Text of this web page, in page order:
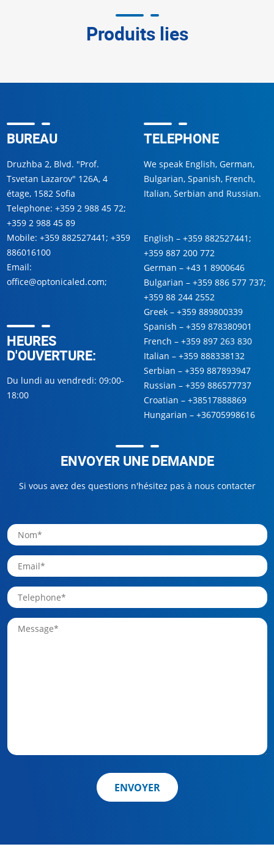
Produits lies
BUREAU
Druzhba 2, Blvd. "Prof.
Tsvetan Lazarov" 126A, 4
étage, 1582 Sofia
Telephone: +359 2 988 45 72;
+359 2 988 45 89
Mobile: +359 882527441 ; +359
886016100
Email:
office@optonicaled.com;
HEURES
D'OUVERTURE:
Du lundi au vendredi: 09:00-
18:00
TELEPHONE
We speak English, German,
Bulgarian, Spanish, French,
Italian, Serbian and Russian.
English – +359 882527441 ;
+359 887 200 772
German – +43 1 8900646
Bulgarian – +359 886 577 737;
+359 88 244 2552
Greek – +359 889800339
Spanish – +359 878380901
French – +359 897 263 830
Italian – +359 888338132
Serbian – +359 887893947
Russian – +359 886577737
Croatian – +38517888869
Hungarian – +36705998616
ENVOYER UNE DEMANDE
Si vous avez des questions n'hésitez pas à nous contacter
ENVOYER